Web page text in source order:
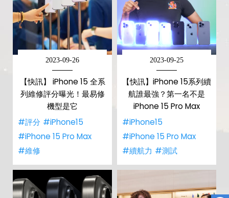
2023-09-26
【快訊】 iPhone 15 全系
列維修評分曝光！最易修
機型是它
#評分 #iPhone15
#iPhone 15 Pro Max
#維修
2023-09-25
【快訊】iPhone 15系列續
航誰最強？第一名不是
iPhone 15 Pro Max
#iPhone15
#iPhone 15 Pro Max
#續航力 #測試